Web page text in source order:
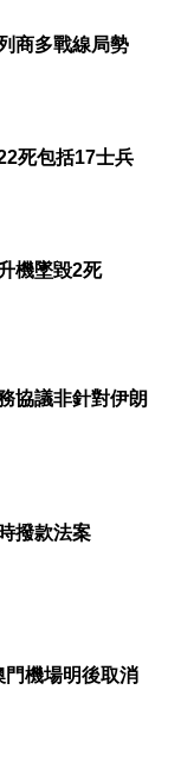
商多戰線局勢
死包括17士兵
機墜毀2死
協議非針對伊朗
撥款法案
門機場明後取消